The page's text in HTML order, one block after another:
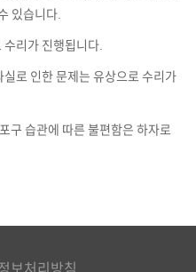
있습니다.
리가 진행됩니다.
로 인한 문제는 유상으로 수리가
구 습관에 따른 불편함은 하자로
보처리방침